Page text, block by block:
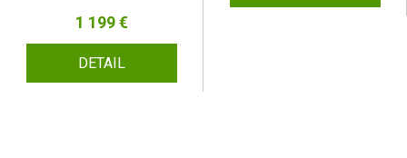
1 199 €
DETAIL